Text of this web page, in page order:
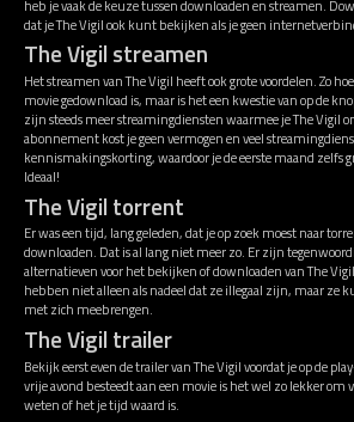
heb je vaak de keuze tussen downloaden en streamen.
dat je The Vigil ook kunt bekijken als je geen
The Vigil streamen
Het streamen van The Vigil heeft ook grote voordelen. Zo
movie gedownload is, maar is het een kwestie van op de
zijn steeds meer streamingdiensten waarmee je The Vigil
abonnement kost je geen vermogen en veel
kennismakingskorting, waardoor je de eerste maand zelfs
Ideaal!
The Vigil torrent
Er was een tijd, lang geleden, dat je op zoek moest naar
downloaden. Dat is al lang niet meer zo. Er zijn
alternatieven voor het bekijken of downloaden van The
hebben niet alleen als nadeel dat ze illegaal zijn, maar ze
met zich meebrengen.
The Vigil trailer
Bekijk eerst even de trailer van The Vigil voordat je op de
vrije avond besteedt aan een movie is het wel zo lekker om
weten of het je tijd waard is.